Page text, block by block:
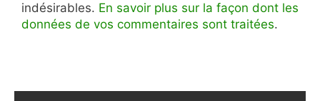
indésirables. En savoir plus sur la façon dont les
données de vos commentaires sont traitées.